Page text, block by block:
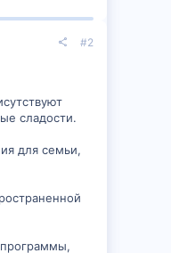
#2
сладости.
для семьи,